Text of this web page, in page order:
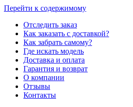
Перейти к содержимому
Отследить заказ
Как заказать с доставкой?
Как забрать самому?
Где искать модель
Доставка и оплата
Гарантия и возврат
О компании
Отзывы
Контакты